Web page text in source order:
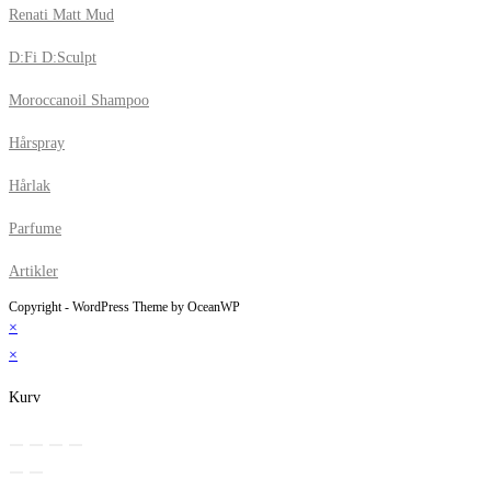
Renati Matt Mud
D:Fi D:Sculpt
Moroccanoil Shampoo
Hårspray
Hårlak
Parfume
Artikler
Copyright - WordPress Theme by OceanWP
×
×
Kurv